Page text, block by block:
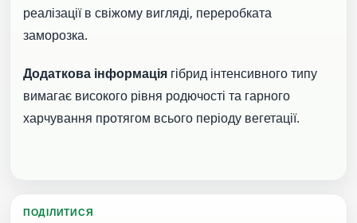
реалізації в свіжому вигляді, переробката
заморозка.
Додаткова інформація гібрид інтенсивного типу
вимагає високого рівня родючості та гарного
харчування протягом всього періоду вегетації.
ПОДІЛИТИСЯ